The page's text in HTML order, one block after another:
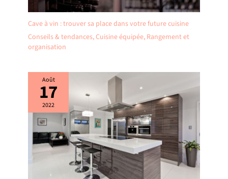
Cave à vin : trouver sa place dans votre future cuisine
Conseils & tendances,Cuisine équipée, Rangement et
organisation
Août
17
2022